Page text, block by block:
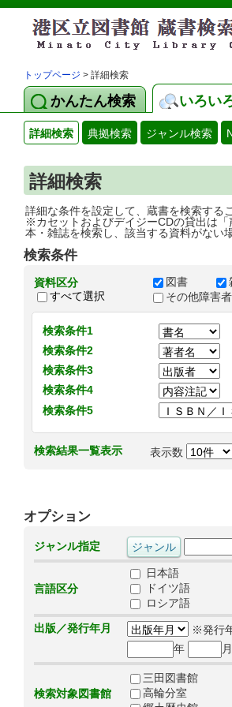
トップページ > 詳細検索
かんたん検索 いろい
詳細検索 典拠検索 ジャンル検索
詳細検索
詳細な条件を設定して、蔵書を検索する
※カセットおよびデイジーCDの貸出は
本・雑誌を検索し、該当する資料がない
検索条件
資料区分
すべて選択
図書
その他障害
検索条件1
検索条件2
検索条件3
検索条件4
検索条件5
検索結果一覧表示 表示数
オプション
ジャンル指定
言語区分
日本語
ドイツ語
ロシア語
出版／発行年月
※発行
年
検索対象図書館
三田図書館
高輪分室